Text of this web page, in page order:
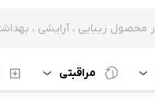
مراقبتی